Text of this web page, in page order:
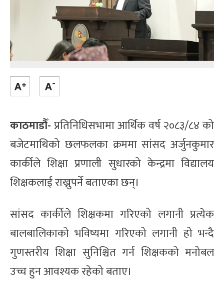
काठमाडौँ-प्रतिनिधिसभामा आर्थिक वर्ष २०८३/८४ को
बजेटमाथिको छलफलका क्रममा सांसद अर्जुनकुमार
कार्कीले शिक्षा प्रणाली सुधारको केन्द्रमा विद्यालय
शिक्षकलाई राख्नुपर्ने बताएका छन्।
सांसद कार्कीले शिक्षकमा गरिएको लगानी प्रत्येक
बालबालिकाको भविष्यमा गरिएको लगानी हो भन्दै
गुणस्तरीय शिक्षा सुनिश्चित गर्न शिक्षकको मनोबल
उच्च हुन आवश्यक रहेको बताए।